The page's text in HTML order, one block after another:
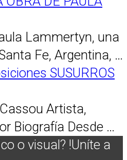
Lammertyn, una
Fe, Argentina, …
SUSURROS
Artista,
Biografía Desde …
o visual? !Uníte a